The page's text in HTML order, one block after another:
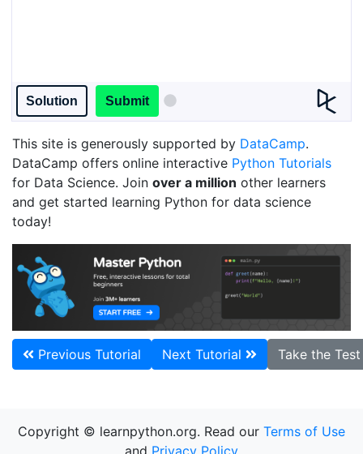
Solution Submit
This site is generously supported by DataCamp.
DataCamp offers online interactive Python Tutorials
for Data Science. Join over a million other learners
and get started learning Python for data science
today!
Previous Tutorial Next Tutorial Take the
Copyright © learnpython.org. Read our Terms of Use